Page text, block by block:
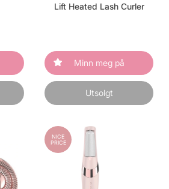
Lift Heated Lash Curler
Minn meg på
Utsolgt
NICE
PRICE